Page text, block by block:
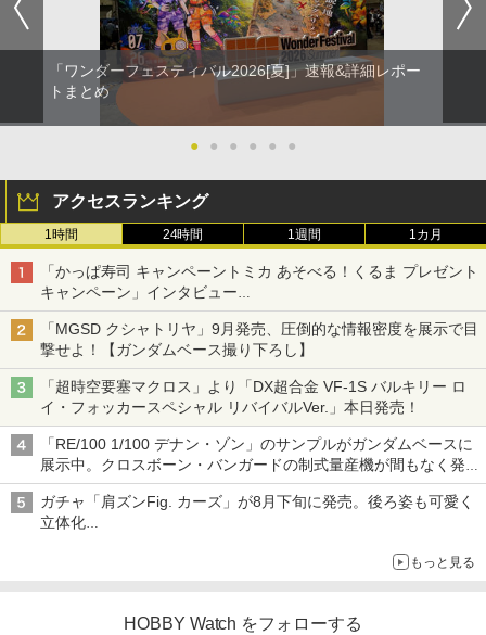
「ワンダーフェスティバル2026[夏]」速報&詳細レポー
トまとめ
● ● ● ● ● ●
アクセスランキング
1時間 24時間 1週間 1カ月
「かっぱ寿司 キャンペーントミカ あそべる！くるま プレゼント
キャンペーン」インタビュー
子どもが楽しめるかっぱ寿司ならではの体験とコラボの楽しさを
追求
「MGSD クシャトリヤ」9月発売、圧倒的な情報密度を展示で目
撃せよ！【ガンダムベース撮り下ろし】
「超時空要塞マクロス」より「DX超合金 VF-1S バルキリー ロ
イ・フォッカースペシャル リバイバルVer.」本日発売！
「RE/100 1/100 デナン・ゾン」のサンプルがガンダムベースに
展示中。クロスボーン・バンガードの制式量産機が間もなく発送
【ガンダムベース撮り下ろし】
ガチャ「肩ズンFig. カーズ」が8月下旬に発売。後ろ姿も可愛く
立体化
もっと見る
HOBBY Watch をフォローする